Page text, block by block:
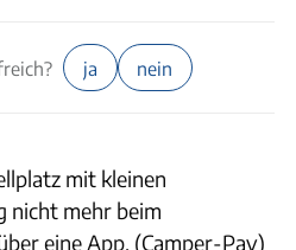
ja nein
mit kleinen
nicht mehr beim
eine App. (Camper-Pay)